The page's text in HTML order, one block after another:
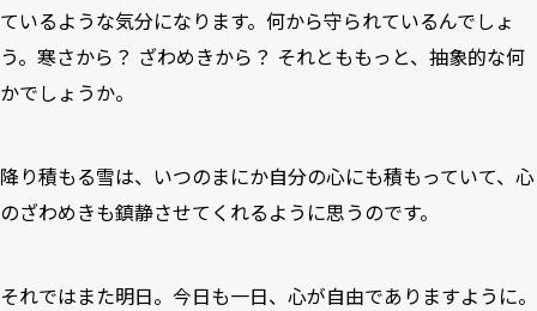
ているような気分になります。何から守られているんでしょ
う。寒さから？ ざわめきから？ それとももっと、抽象的な何
かでしょうか。
降り積もる雪は、いつのまにか自分の心にも積もっていて、心
のざわめきも鎮静させてくれるように思うのです。
それではまた明日。今日も一日、心が自由でありますように。